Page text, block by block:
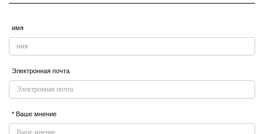
имя
Электронная почта
* Ваше мнение